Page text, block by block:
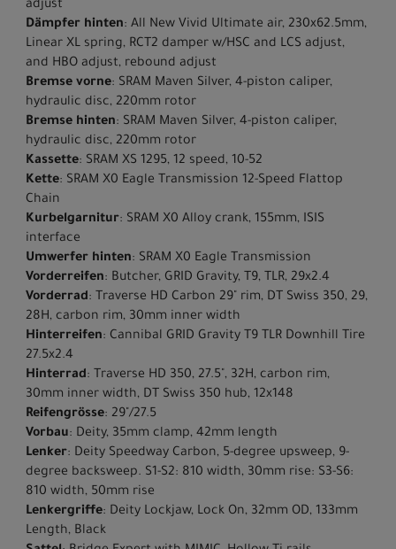
adjust
Dämpfer hinten: All New Vivid Ultimate air, 230x62.5mm,
Linear XL spring, RCT2 damper w/HSC and LCS adjust,
and HBO adjust, rebound adjust
Bremse vorne: SRAM Maven Silver, 4-piston caliper,
hydraulic disc, 220mm rotor
Bremse hinten: SRAM Maven Silver, 4-piston caliper,
hydraulic disc, 220mm rotor
Kassette: SRAM XS 1295, 12 speed, 10-52
Kette: SRAM X0 Eagle Transmission 12-Speed Flattop
Chain
Kurbelgarnitur: SRAM X0 Alloy crank, 155mm, ISIS
interface
Umwerfer hinten: SRAM X0 Eagle Transmission
Vorderreifen: Butcher, GRID Gravity, T9, TLR, 29x2.4
Vorderrad: Traverse HD Carbon 29" rim, DT Swiss 350, 29,
28H, carbon rim, 30mm inner width
Hinterreifen: Cannibal GRID Gravity T9 TLR Downhill Tire
27.5x2.4
Hinterrad: Traverse HD 350, 27.5", 32H, carbon rim,
30mm inner width, DT Swiss 350 hub, 12x148
Reifengrösse: 29"/27.5
Vorbau: Deity, 35mm clamp, 42mm length
Lenker: Deity Speedway Carbon, 5-degree upsweep, 9-
degree backsweep. S1-S2: 810 width, 30mm rise: S3-S6:
810 width, 50mm rise
Lenkergriffe: Deity Lockjaw, Lock On, 32mm OD, 133mm
Length, Black